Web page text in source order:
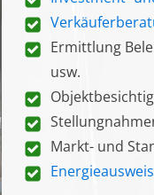
Ermittlung
usw.
Markt- und
Energieausweis